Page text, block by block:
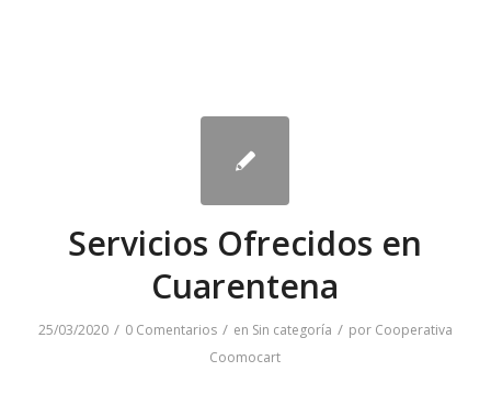
Servicios Ofrecidos en
Cuarentena
25/03/2020 / 0 Comentarios / en Sin categoría / por Cooperativa
Coomocart